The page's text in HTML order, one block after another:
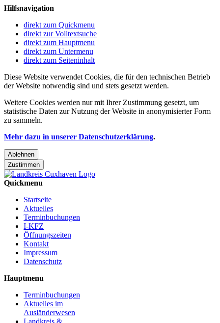
Hilfsnavigation
direkt zum Quickmenu
direkt zur Volltextsuche
direkt zum Hauptmenu
direkt zum Untermenu
direkt zum Seiteninhalt
Diese Website verwendet Cookies, die für den technischen Betrieb
der Website notwendig sind und stets gesetzt werden.
Weitere Cookies werden nur mit Ihrer Zustimmung gesetzt, um
statistische Daten zur Nutzung der Website in anonymisierter Form
zu sammeln.
Mehr dazu in unserer Datenschutzerklärung.
Ablehnen
Zustimmen
Quickmenu
Startseite
Aktuelles
Terminbuchungen
I-KFZ
Öffnungszeiten
Kontakt
Impressum
Datenschutz
Hauptmenu
Terminbuchungen
Aktuelles im
Ausländerwesen
Landkreis &